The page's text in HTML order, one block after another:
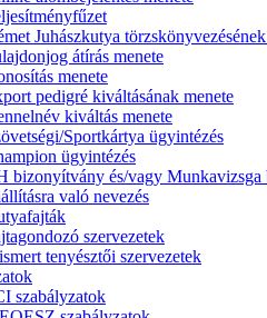
Juhászkutya
átírás menete
menete
pedigré kiváltásának menete
kiváltás menete
Sportkártya ügyintézés
ügyintézés
bizonyítvány és/vagy Munkavizsga
való nevezés
szervezetek
tenyésztői szervezetek
szabályzatok